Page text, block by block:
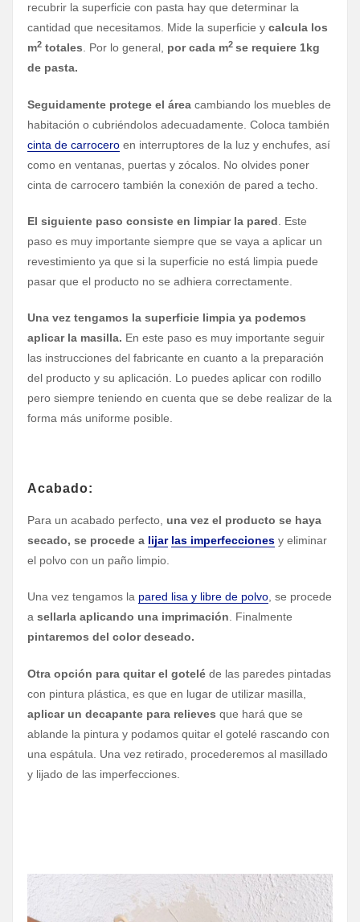
recubrir la superficie con pasta hay que determinar la
cantidad que necesitamos. Mide la superficie y calcula los
m2totales. Por lo general, por cada m2 se requiere 1kg
de pasta.
Seguidamente protege el área cambiando los muebles de
habitación o cubriéndolos adecuadamente. Coloca también
cinta de carroceroen interruptores de la luz y enchufes, así
como en ventanas, puertas y zócalos. No olvides poner
cinta de carrocero también la conexión de pared a techo.
El siguiente paso consiste en limpiar la pared . Este
paso es muy importante siempre que se vaya a aplicar un
revestimiento ya que si la superficie no está limpia puede
pasar que el producto no se adhiera correctamente.
Una vez tengamos la superficie limpia ya podemos
aplicar la masilla. En este paso es muy importante seguir
las instrucciones del fabricante en cuanto a la preparación
del producto y su aplicación. Lo puedes aplicar con rodillo
pero siempre teniendo en cuenta que se debe realizar de la
forma más uniforme posible.
Acabado:
Para un acabado perfecto, una vez el producto se haya
secado, se procede a lijar las imperfeccionesy eliminar
el polvo con un paño limpio.
Una vez tengamos la pared lisa y libre de polvo, se procede
a sellarla aplicando una imprimación. Finalmente
pintaremos del color deseado.
Otra opción para quitar el goteléde las paredes pintadas
con pintura plástica, es que en lugar de utilizar masilla,
aplicar un decapante para relieves que hará que se
ablande la pintura y podamos quitar el gotelé rascando con
una espátula. Una vez retirado, procederemos al masillado
y lijado de las imperfecciones.